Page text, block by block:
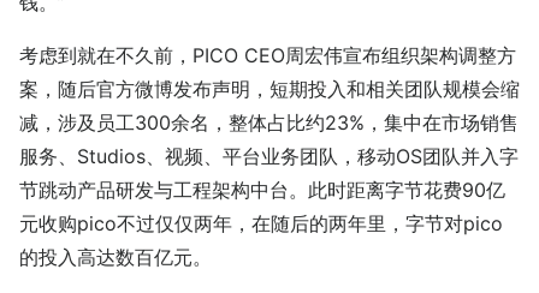
考虑到就在不久前，PICO CEO周宏伟宣布组织架构调整方
案，随后官方微博发布声明，短期投入和相关团队规模会缩
减，涉及员工300余名，整体占比约23%，集中在市场销售
服务、Studios、视频、平台业务团队，移动OS团队并入字
节跳动产品研发与工程架构中台。此时距离字节花费90亿
元收购pico不过仅仅两年，在随后的两年里，字节对pico
的投入高达数百亿元。